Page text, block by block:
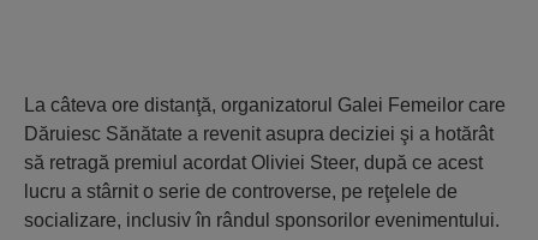
La câteva ore distanţă, organizatorul Galei Femeilor care
Dăruiesc Sănătate a revenit asupra deciziei şi a hotărât
să retragă premiul acordat Oliviei Steer, după ce acest
lucru a stârnit o serie de controverse, pe reţelele de
socializare, inclusiv în rândul sponsorilor evenimentului.